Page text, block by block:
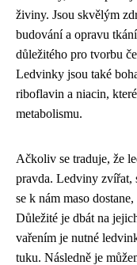
živiny. Jsou skvělým
budování a opravu
důležitého pro tvorbu
Ledvinky jsou také
riboflavin a niacin,
metabolismu.
Ačkoliv se traduje, že
pravda. Ledviny zvířat,
se k nám maso
Důležité je dbát na
vařením je nutné
tuku. Následně je